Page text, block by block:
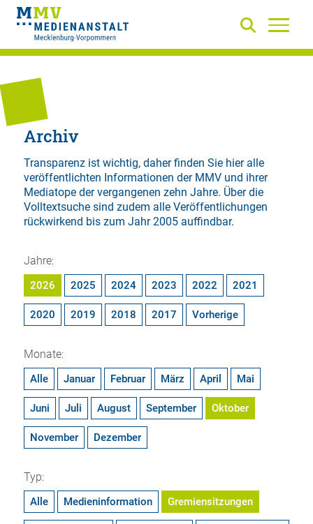
Archiv
Transparenz ist wichtig, daher finden Sie hier alle
veröffentlichten Informationen der MMV und ihrer
Mediatope der vergangenen zehn Jahre. Über die
Volltextsuchesind zudem alle Veröffentlichungen
rückwirkend bis zum Jahr 2005 auffindbar.
Jahre:
2026 2025 2024 2023 2022 2021
2020 2019 2018 2017 Vorherige
Monate:
Alle Januar Februar März April Mai
Juni Juli August September Oktober
November Dezember
Typ:
Alle Medieninformation Gremiensitzungen